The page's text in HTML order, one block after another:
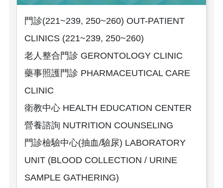
門診(221~239, 250~260) OUT-PATIENT
CLINICS (221~239, 250~260)
老人整合門診 GERONTOLOGY CLINIC
藥事照護門診 PHARMACEUTICAL CARE
CLINIC
衛教中心 HEALTH EDUCATION CENTER
營養諮詢 NUTRITION COUNSELING
門診檢驗中心(抽血/驗尿) LABORATORY
UNIT (BLOOD COLLECTION / URINE
SAMPLE GATHERING)